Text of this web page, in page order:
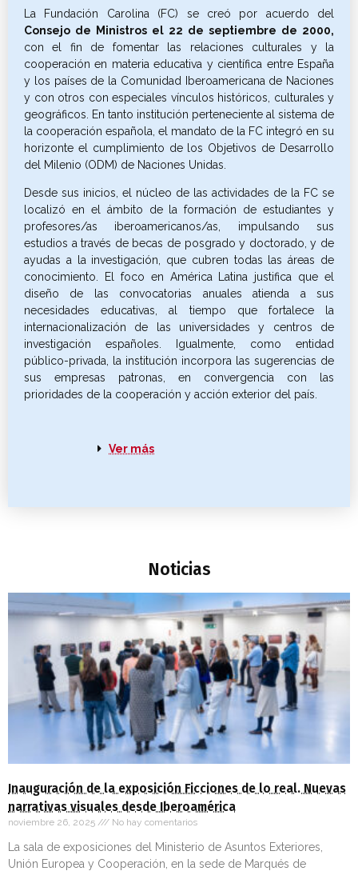
La Fundación Carolina (FC) se creó por acuerdo del
Consejo de Ministros el 22 de septiembre de 2000,
con el fin de fomentar las relaciones culturales y la
cooperación en materia educativa y científica entre España
y los países de la Comunidad Iberoamericana de Naciones
y con otros con especiales vínculos históricos, culturales y
geográficos. En tanto institución perteneciente al sistema de
la cooperación española, el mandato de la FC integró en su
horizonte el cumplimiento de los Objetivos de Desarrollo
del Milenio (ODM) de Naciones Unidas.
Desde sus inicios, el núcleo de las actividades de la FC se
localizó en el ámbito de la formación de estudiantes y
profesores/as iberoamericanos/as, impulsando sus
estudios a través de becas de posgrado y doctorado, y de
ayudas a la investigación, que cubren todas las áreas de
conocimiento. El foco en América Latina justifica que el
diseño de las convocatorias anuales atienda a sus
necesidades educativas, al tiempo que fortalece la
internacionalización de las universidades y centros de
investigación españoles. Igualmente, como entidad
público-privada, la institución incorpora las sugerencias de
sus empresas patronas, en convergencia con las
prioridades de la cooperación y acción exterior del país.
Ver más
Noticias
Inauguración de la exposición Ficciones de lo real. Nuevas
narrativas visuales desde Iberoamérica
noviembre 26, 2025 No hay comentarios
La sala de exposiciones del Ministerio de Asuntos Exteriores,
Unión Europea y Cooperación, en la sede de Marqués de